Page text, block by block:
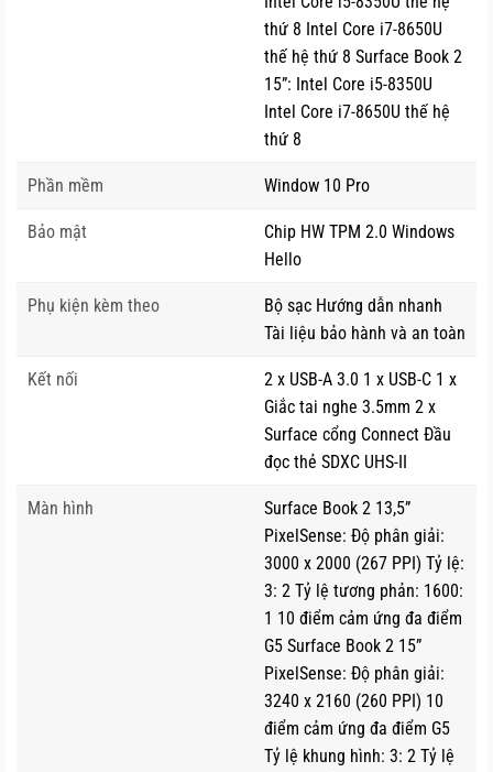
Sự hoàn thiện trong cấu hình khiến khả năng xử lý đồ họa
được đánh giá rất cao. Máy
sử dụng card màn hình NVIDIA GeForce GTX 1050 mạnh
mẽ thừa sức đáp ứng được các tác vụ từ cơ bản cho đến
những tác vụ đồ họa nặng một cách mượt mà. Microsoft
Book mới, trong đó phần màn hình của phiên bản 13.5 inch
(tablet) sẽ không sử dụng quạt để tản nhiệt giúp cho độ
ồn sẽ được giảm đi đáng kể. Tuy vậy, bàn phím sẽ vẫn
nhất.
3. Ấn tượng bởi sự khác biệt
Surface Book 2 ssd 128gbcó thể “biến
dụng tối đa sức mạnh phần cứng, thời lượng pin cung cấp
thứ 8 Intel Core i7-8650U
thế hệ thứ 8 Surface Book 2
15”: Intel Core i5-8350U
Intel Core i7-8650U thế hệ
thứ 8
Phần mềm Window 10 Pro
Bảo mật
Chip HW TPM 2.0 Windows
Hello
Phụ kiện kèm theo
Bộ sạc Hướng dẫn nhanh
Tài liệu bảo hành và an toàn
Kết nối
2 x USB-A 3.0 1 x USB-C 1 x
Giắc tai nghe 3.5mm 2 x
Surface cổng Connect Đầu
đọc thẻ SDXC UHS-II
Màn hình
Surface Book 2 13,5”
PixelSense: Độ phân giải:
3000 x 2000 (267 PPI) Tỷ lệ:
3: 2 Tỷ lệ tương phản: 1600:
1 10 điểm cảm ứng đa điểm
G5 Surface Book 2 15”
PixelSense: Độ phân giải:
3240 x 2160 (260 PPI) 10
điểm cảm ứng đa điểm G5
Tỷ lệ khung hình: 3: 2 Tỷ lệ